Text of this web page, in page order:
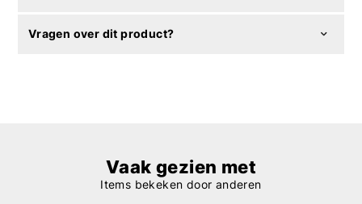
Vragen over dit product?
Vaak gezien met
Items bekeken door anderen